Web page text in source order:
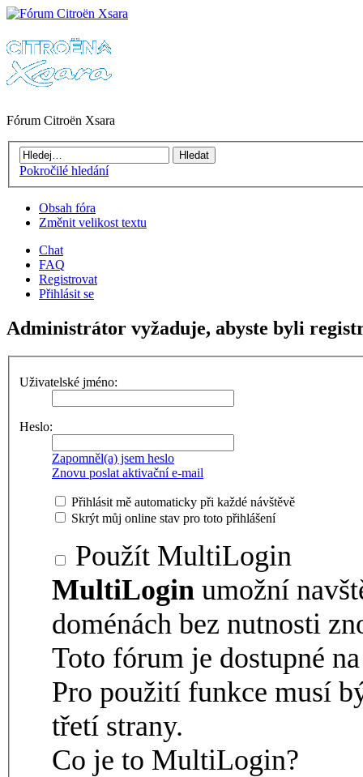
Fórum Citroën Xsara
Pokročilé hledání
Obsah fóra
Změnit velikost textu
Chat
FAQ
Registrovat
Přihlásit se
Administrátor vyžaduje, abyste byli
Uživatelské jméno:
Heslo:
Zapomněl(a) jsem heslo
Znovu poslat aktivační e-mail
Přihlásit mě automaticky při každé návštěvě
Skrýt můj online stav pro toto přihlášení
Použít MultiLogin
MultiLogin umožní
doménách bez nutnosti
Toto fórum je dostupné
Pro použití funkce musí
třetí strany.
Co je to MultiLogin?